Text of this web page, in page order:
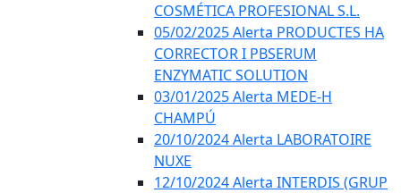
COSMÉTICA PROFESIONAL S.L.
05/02/2025 Alerta PRODUCTES HA
CORRECTOR I PBSERUM
ENZYMATIC SOLUTION
03/01/2025 Alerta MEDE-H
CHAMPÚ
20/10/2024 Alerta LABORATOIRE
NUXE
12/10/2024 Alerta INTERDIS (GRUP